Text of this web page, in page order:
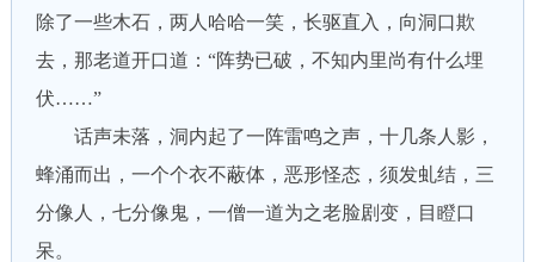
除了一些木石，两人哈哈一笑，长驱直入，向洞口欺
去，那老道开口道：“阵势已破，不知内里尚有什么埋
伏……”
话声未落，洞内起了一阵雷鸣之声，十几条人影，
蜂涌而出，一个个衣不蔽体，恶形怪态，须发虬结，三
分像人，七分像鬼，一僧一道为之老脸剧变，目瞪口
呆。